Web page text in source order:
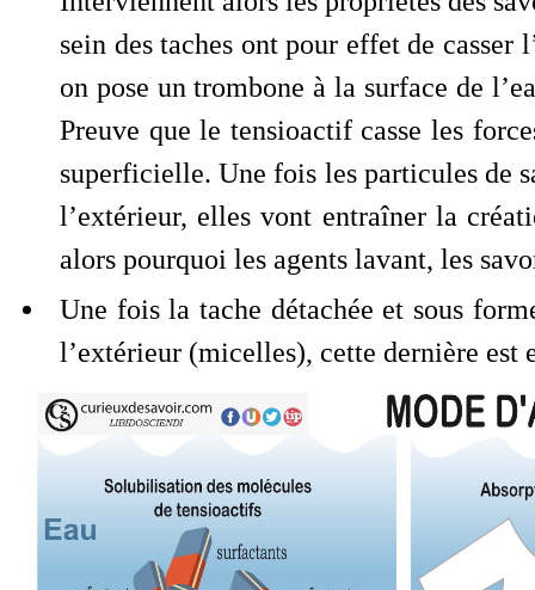
sein des taches ont pour effet de
on pose un trombone à la surface de
Preuve que le tensioactif casse les
superficielle. Une fois les particules de
l’extérieur, elles vont entraîner la
alors pourquoi les agents lavant, les
Une fois la tache détachée et sous
l’extérieur (micelles), cette dernière est